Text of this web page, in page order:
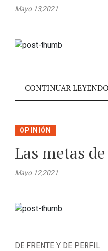
Mayo 13,2021
CONTINUAR LEYENDO
OPINIÓN
Las metas
Mayo 12,2021
DE FRENTE Y DE PERFIL